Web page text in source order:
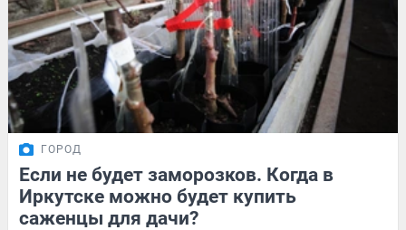
ГОРОД
Если не будет заморозков. Когда в
Иркутске можно будет купить
саженцы для дачи?